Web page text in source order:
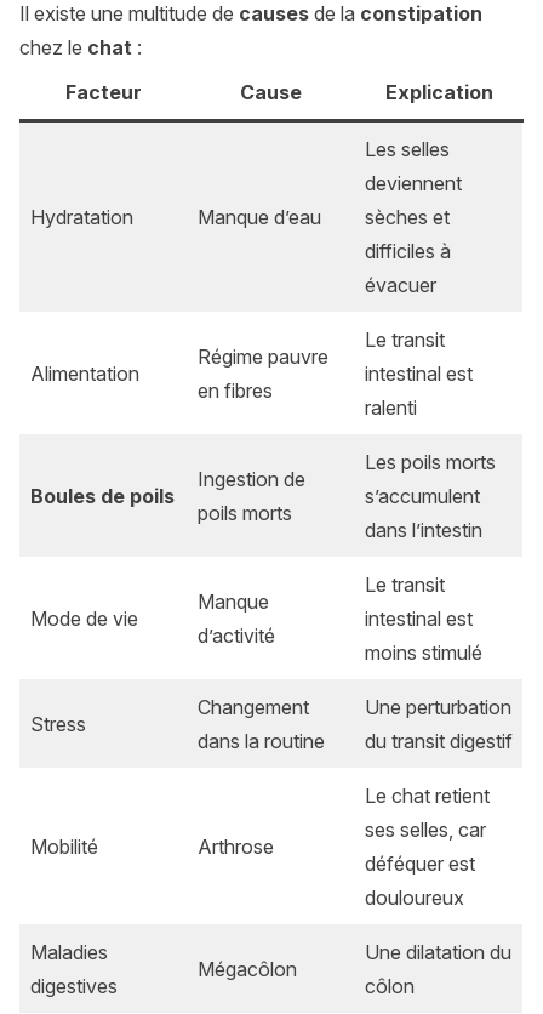
Il existe une multitude de causes de la constipation
chez le chat :
Facteur
Cause Explication
Hydratation Manque d’eau
Les selles
deviennent
sèches et
difficiles à
évacuer
Alimentation
Régime pauvre
en fibres
Le transit
intestinal est
ralenti
Boules de poils
Ingestion de
poils morts
Les poils morts
s’accumulent
dans l’intestin
Mode de vie
Manque
d’activité
Le transit
intestinal est
moins stimulé
Stress
Changement
dans la routine
Une perturbation
du transit digestif
Mobilité Arthrose
Le chat retient
ses selles, car
déféquer est
douloureux
Maladies
digestives
Mégacôlon
Une dilatation du
côlon